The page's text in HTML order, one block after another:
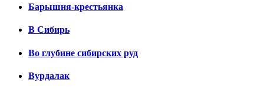
Барышня-крестьянка
В Сибирь
Во глубине сибирских руд
Вурдалак